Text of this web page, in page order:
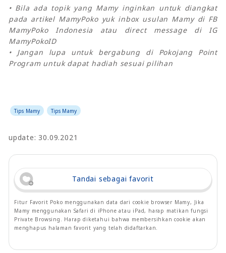
• Bila ada topik yang Mamy inginkan untuk diangkat
pada artikel MamyPoko yuk inbox usulan Mamy di FB
MamyPoko Indonesia atau direct message di IG
MamyPokoID
• Jangan lupa untuk bergabung di Pokojang Point
Program untuk dapat hadiah sesuai pilihan
Tips Mamy Tips Mamy
update: 30.09.2021
Tandai sebagai favorit
Fitur Favorit Poko menggunakan data dari cookie browser Mamy, Jika
Mamy menggunakan Safari di iPhone atau iPad, harap matikan fungsi
Private Browsing. Harap diketahui bahwa membersihkan cookie akan
menghapus halaman favorit yang telah didaftarkan.